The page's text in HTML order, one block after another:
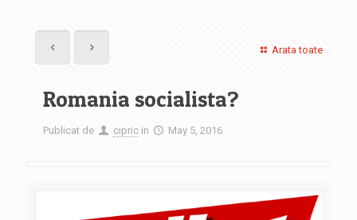
Arata toate
Romania socialista?
Publicat de cipric in May 5, 2016